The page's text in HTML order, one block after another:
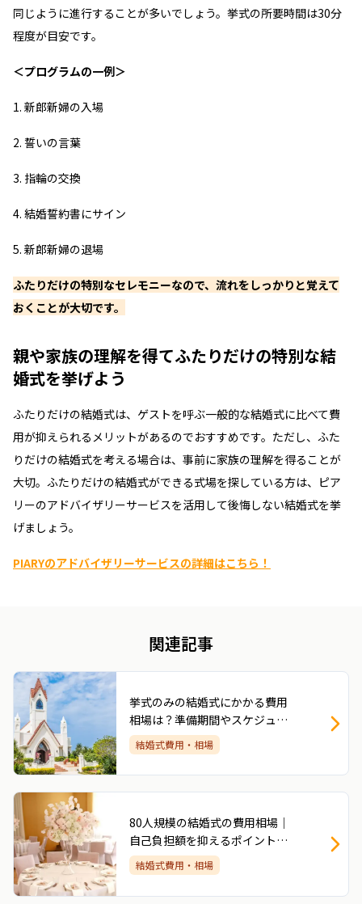
同じように進行することが多いでしょう。挙式の所要時間は30分
程度が目安です。
＜プログラムの一例＞
新郎新婦の入場
誓いの言葉
指輪の交換
結婚誓約書にサイン
新郎新婦の退場
ふたりだけの特別なセレモニーなので、流れをしっかりと覚えて
おくことが大切です。
親や家族の理解を得てふたりだけの特別な結
婚式を挙げよう
ふたりだけの結婚式は、ゲストを呼ぶ一般的な結婚式に比べて費
用が抑えられるメリットがあるのでおすすめです。ただし、ふた
りだけの結婚式を考える場合は、事前に家族の理解を得ることが
大切。ふたりだけの結婚式ができる式場を探している方は、ピア
リーのアドバイザリーサービスを活用して後悔しない結婚式を挙
げましょう。
PIARYのアドバイザリーサービスの詳細はこちら！
関連記事
挙式のみの結婚式にかかる費用
相場は？準備期間やスケジュー
ルを解説
結婚式費用・相場
80人規模の結婚式の費用相場｜
自己負担額を抑えるポイントも
解説
結婚式費用・相場